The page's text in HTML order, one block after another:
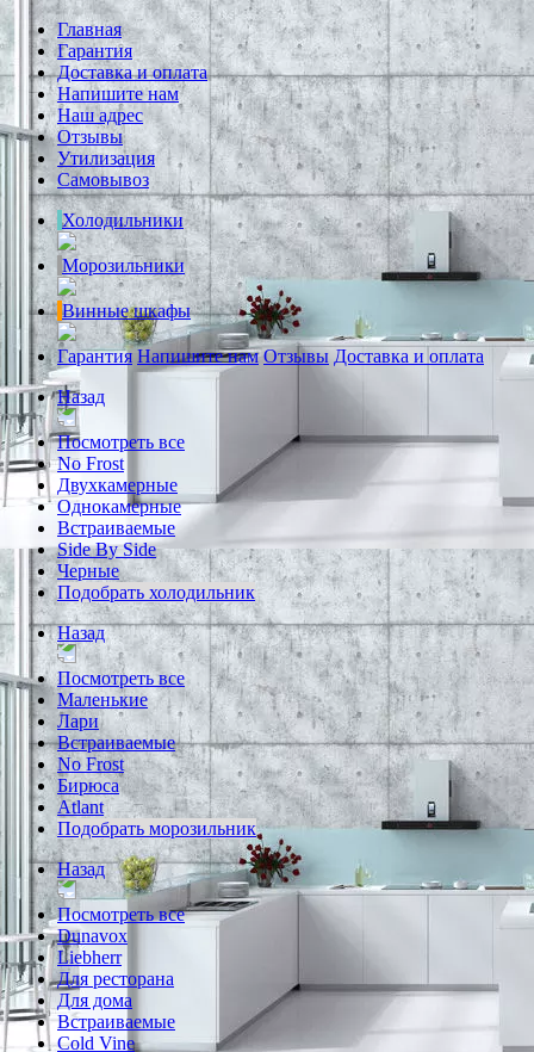
Главная
Гарантия
Доставка и оплата
Напишите нам
Наш адрес
Отзывы
Утилизация
Самовывоз
Холодильники
Морозильники
Винные шкафы
Гарантия Напишите нам Отзывы Доставка и оплата
Назад
Посмотреть все
No Frost
Двухкамерные
Однокамерные
Встраиваемые
Side By Side
Черные
Подобрать холодильник
Назад
Посмотреть все
Маленькие
Лари
Встраиваемые
No Frost
Бирюса
Atlant
Подобрать морозильник
Назад
Посмотреть все
Dunavox
Liebherr
Для ресторана
Для дома
Встраиваемые
Cold Vine